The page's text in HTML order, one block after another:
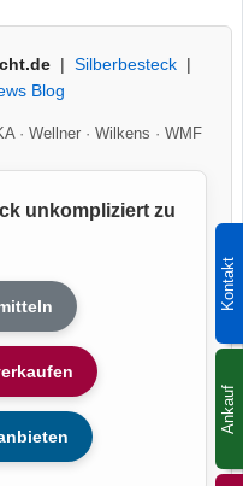
Kontakt
Ankauf
| Silberbesteck|
Blog
· Wellner· Wilkens · WMF
unkompliziert zu